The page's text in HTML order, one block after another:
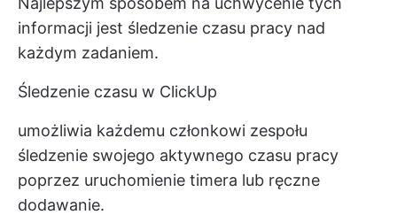
informacji jest śledzenie czasu pracy nad
każdym zadaniem.
Śledzenie czasu w ClickUp
umożliwia każdemu członkowi zespołu
śledzenie swojego aktywnego czasu pracy
poprzez uruchomienie timera lub ręczne
dodawanie.